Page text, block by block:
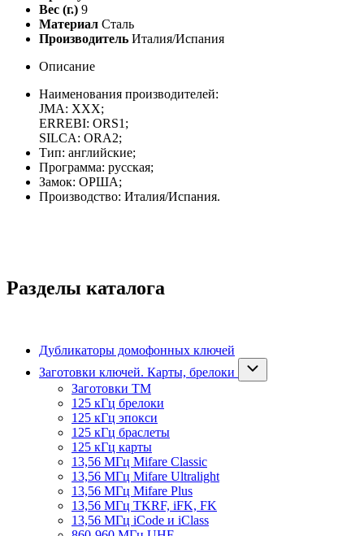
Вес (г.) 9
Материал Сталь
Производитель Италия/Испания
Описание
Наименования производителей:
JMA: XXX;
ERREBI: ORS1;
SILCA: ORA2;
Тип: английские;
Программа: русская;
Замок: ОРША;
Производство: Италия/Испания.
Разделы каталога
Дубликаторы домофонных ключей
Заготовки ключей. Карты, брелоки
Заготовки ТМ
125 кГц брелоки
125 кГц эпокси
125 кГц браслеты
125 кГц карты
13,56 МГц Mifare Classic
13,56 МГц Mifare Ultralight
13,56 МГц Mifare Plus
13,56 МГц TKRF, iFK, FK
13,56 МГц iCode и iClass